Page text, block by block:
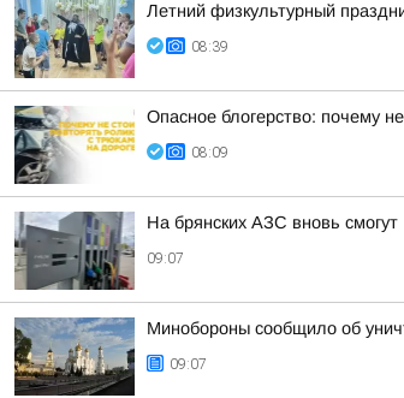
Летний физкультурный
08:39
Опасное блогерство: почему
08:09
На брянских АЗС вновь
09:07
Минобороны сообщило об
09:07